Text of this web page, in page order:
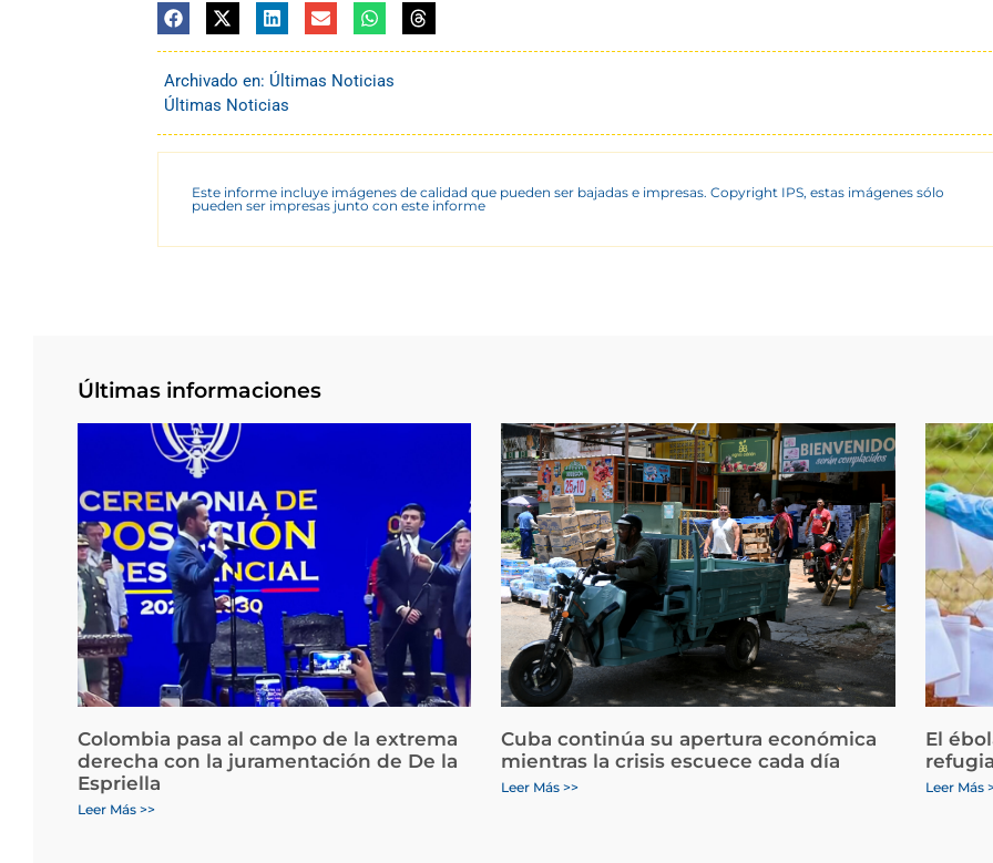
Archivado en: Últimas Noticias
Últimas Noticias
Este informe incluye imágenes de calidad que pueden ser bajadas e impresas. Copyright IPS, estas imágenes sólo
pueden ser impresas junto con este informe
Últimas informaciones
Colombia pasa al campo de la extrema
derecha con la juramentación de De la
Espriella
Leer Más >>
Cuba continúa su apertura económica
mientras la crisis escuece cada día
Leer Más >>
El
Leer Más